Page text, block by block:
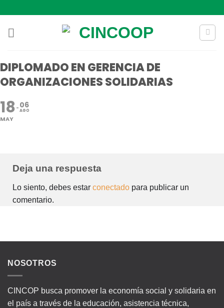
contenido
DIPLOMADO EN GERENCIA DE
ORGANIZACIONES SOLIDARIAS
18
MAY
06
AGO
Deja una respuesta
Lo siento, debes estar conectado para publicar un
comentario.
NOSOTROS
CINCOP busca promover la economía social y solidaria en
el país a través de la educación, asistencia técnica,